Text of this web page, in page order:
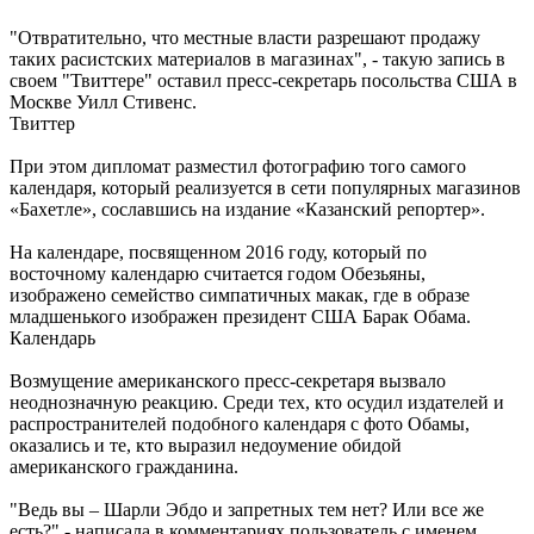
"Отвратительно, что местные власти разрешают продажу
таких расистских материалов в магазинах", - такую запись в
своем "Твиттере" оставил пресс-секретарь посольства США в
Москве Уилл Стивенс.
Твиттер
При этом дипломат разместил фотографию того самого
календаря, который реализуется в сети популярных магазинов
«Бахетле», сославшись на издание «Казанский репортер».
На календаре, посвященном 2016 году, который по
восточному календарю считается годом Обезьяны,
изображено семейство симпатичных макак, где в образе
младшенького изображен президент США Барак Обама.
Календарь
Возмущение американского пресс-секретаря вызвало
неоднозначную реакцию. Среди тех, кто осудил издателей и
распространителей подобного календаря с фото Обамы,
оказались и те, кто выразил недоумение обидой
американского гражданина.
"Ведь вы – Шарли Эбдо и запретных тем нет? Или все же